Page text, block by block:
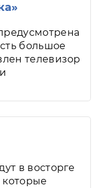
большое
телевизор
в восторге